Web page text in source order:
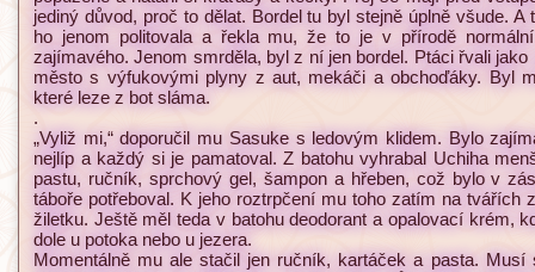
jediný důvod, proč to dělat. Bordel tu byl stejně úplně všude.
ho jenom politovala a řekla mu, že to je v přírodě
zajímavého. Jenom smrděla, byl z ní jen bordel. Ptáci řvali
město s výfukovými plyny z aut, mekáči a obchoďáky. Byl
které leze z bot sláma.
.
„Vyliž mi,“ doporučil mu Sasuke s ledovým klidem. Bylo
nejlíp a každý si je pamatoval. Z batohu vyhrabal Uchiha
pastu, ručník, sprchový gel, šampon a hřeben, což bylo v
táboře potřeboval. K jeho roztrpčení mu toho zatím na tvářích
žiletku. Ještě měl teda v batohu deodorant a opalovací krém,
dole u potoka nebo u jezera.
Momentálně mu ale stačil jen ručník, kartáček a pasta.